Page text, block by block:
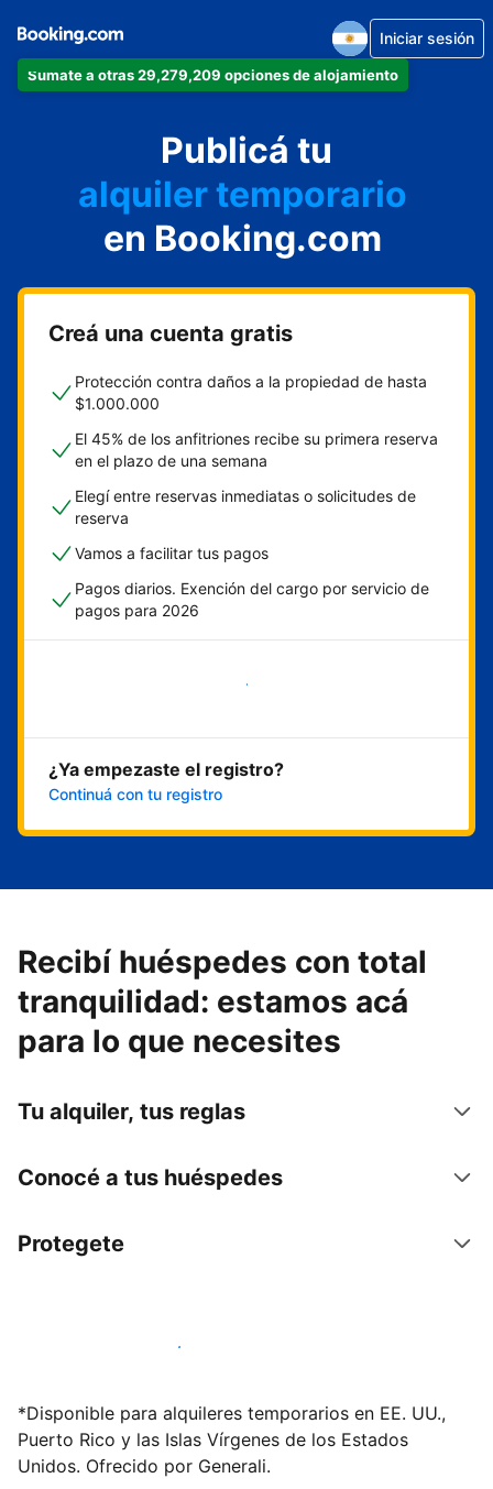
Sumate a otras 29,279,209 opciones de alojamiento
Iniciar sesión
Publicá tu
departamento
hotel
alquiler temporario
cabaña
aparthotel
en Booking.com
Creá una cuenta gratis
Protección contra daños a la propiedad de hasta
$1.000.000
El 45% de los anfitriones recibe su primera reserva
en el plazo de una semana
Elegí entre reservas inmediatas o solicitudes de
reserva
Vamos a facilitar tus pagos
Pagos diarios. Exención del cargo por servicio de
pagos para 2026
Empezar ahora
¿Ya empezaste el registro?
Continuá con tu registro
Recibí huéspedes con total
tranquilidad: estamos acá
para lo que necesites
Tu alquiler, tus reglas
Conocé a tus huéspedes
Protegete
Publicá en nuestra plataforma hoy
*Disponible para alquileres temporarios en EE. UU.,
Puerto Rico y las Islas Vírgenes de los Estados
Unidos. Ofrecido por Generali.